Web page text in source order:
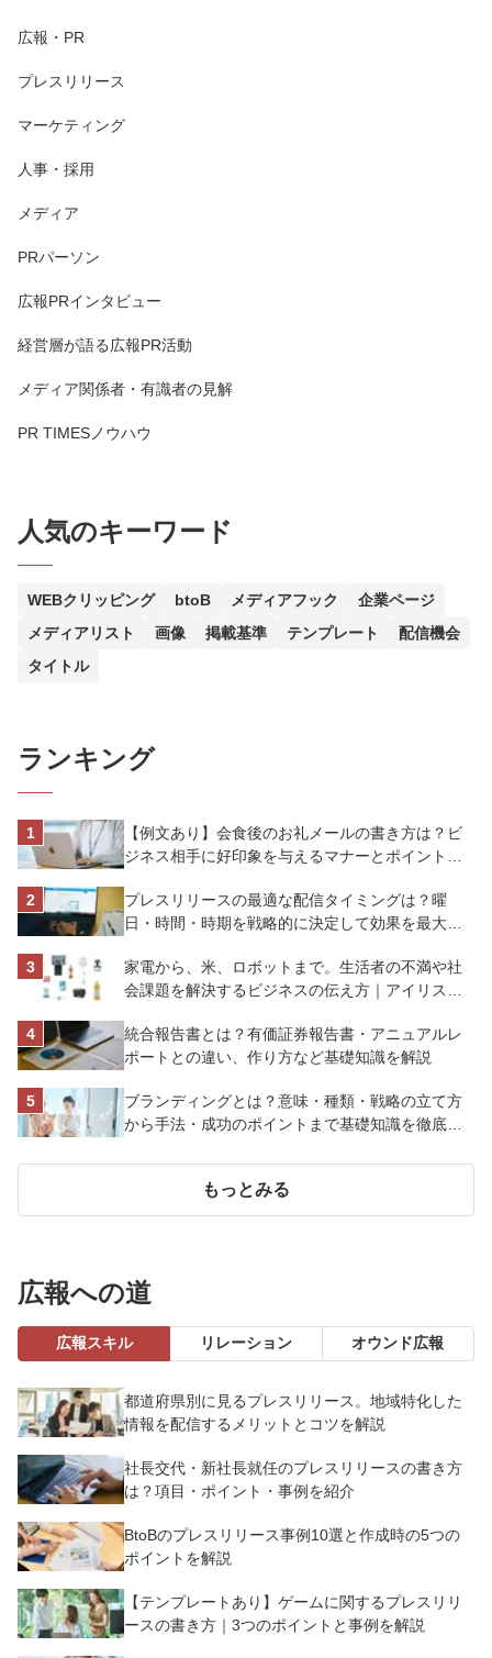
広報・PR
プレスリリース
マーケティング
人事・採用
メディア
PRパーソン
広報PRインタビュー
経営層が語る広報PR活動
メディア関係者・有識者の見解
PR TIMESノウハウ
人気のキーワード
WEBクリッピング btoB メディアフック
企業ページ
メディアリスト
画像 掲載基準 テンプレート
配信機会
タイトル
ランキング
【例文あり】会食後のお礼メールの書き方は？ビ
ジネス相手に好印象を与えるマナーとポイントを
プレスリリースの最適な配信タイミングは？曜
日・時間・時期を戦略的に決定して効果を最大化
家電から、米、ロボットまで。生活者の不満や社
会課題を解決するビジネスの伝え方｜アイリスオ
統合報告書とは？有価証券報告書・アニュアルレ
ポートとの違い、作り方など基礎知識を解説
ブランディングとは？意味・種類・戦略の立て方
から手法・成功のポイントまで基礎知識を徹底解
もっとみる
広報への道
広報スキル リレーション オウンド広報
都道府県別に見るプレスリリース。地域特化した
情報を配信するメリットとコツを解説
社長交代・新社長就任のプレスリリースの書き方
は？項目・ポイント・事例を紹介
BtoBのプレスリリース事例10選と作成時の5つの
ポイントを解説
【テンプレートあり】ゲームに関するプレスリリ
ースの書き方｜3つのポイントと事例を解説